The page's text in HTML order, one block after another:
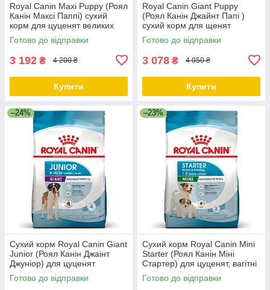
Royal Canin Maxi Puppy (Роял
Канін Максі Паппі) сухий
корм для цуценят великих
порід, 15 КГ
Готово до відправки
3 192 ₴ 4 200 ₴
Купити
Royal Canin Giant Puppy
(Роял Канін Джайнт Папі )
сухий корм для щенят
гігантських порід, 15 КГ
Готово до відправки
3 078 ₴ 4 050 ₴
Купити
–24%
Сухий корм Royal Canin Giant
Junior (Роял Канін Джаінт
Джуніор) для цуценят
гігантських порід, 15 КГ
Готово до відправки
–23%
Сухий корм Royal Canin Mini
Starter (Роял Канін Міні
Стартер) для цуценят, вагітні
та годуючі суки 8 КГ
Готово до відправки